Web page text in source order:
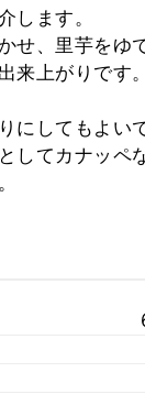
します。
せ、里芋をゆ
来上がりです
にしてもよい
してカナッペ